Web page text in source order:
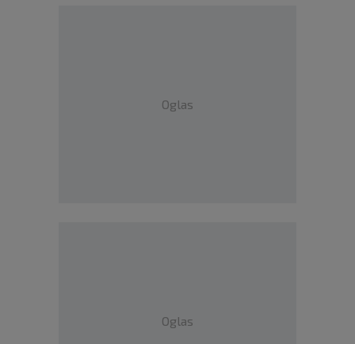
Oglas
Oglas